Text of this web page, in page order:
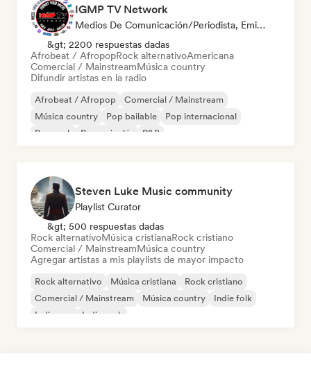
IGMP TV Network
Medios De Comunicación/Periodista, Emisoras De Radio
&gt; 2200 respuestas dadas
Afrobeat / AfropopRock alternativoAmericana
Comercial / MainstreamMúsica country
Difundir artistas en la radio
Afrobeat / Afropop
Comercial / Mainstream
Música country
Pop bailable
Pop internacional
Pop rock
Rap en inglés R&B
Steven Luke Music community
Playlist Curator
&gt; 500 respuestas dadas
Rock alternativoMúsica cristianaRock cristiano
Comercial / MainstreamMúsica country
Agregar artistas a mis playlists de mayor impacto
Rock alternativo Música cristiana
Rock cristiano
Comercial / Mainstream
Música country
Indie folk
Indie pop
Indie rock